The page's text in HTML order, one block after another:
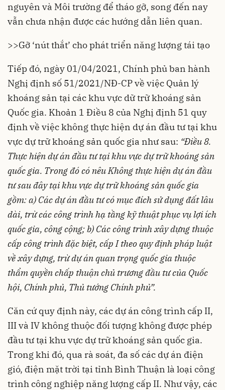
nguyên và Môi trường để tháo gỡ, song đến nay
vẫn chưa nhận được các hướng dẫn liên quan.
>>Gỡ ‘nút thắt’ cho phát triển năng lượng tái tạo
Tiếp đó, ngày 01/04/2021, Chính phủ ban hành
Nghị định số 51/2021/NĐ-CP về việc Quản lý
khoáng sản tại các khu vực dữ trữ khoáng sản
Quốc gia. Khoản 1 Điều 8 của Nghị định 51 quy
định về việc không thực hiện dự án đầu tư tại khu
vực dự trữ khoáng sản quốc gia như sau: “Điều 8.
Thực hiện dự án đầu tư tại khu vực dự trữ khoáng sản
quốc gia. Trong đó có nêuKhông thực hiện dự án đầu
tư sau đây tại khu vực dự trữ khoáng sản quốc gia
gồm:a) Các dự án đầu tư có mục đích sử dụng đất lâu
dài, trừ các công trình hạ tầng kỹ thuật phục vụ lợi ích
quốc gia, công cộng;b) Các công trình xây dựng thuộc
cấp công trình đặc biệt, cấp I theo quy định pháp luật
về xây dựng, trừ dự án quan trọng quốc gia thuộc
thẩm quyền chấp thuận chủ trương đầu tư của Quốc
hội, Chính phủ, Thủ tướng Chính phủ”.
Căn cứ quy định này, các dự án công trình cấp II,
III và IV không thuộc đối tượng không được phép
đầu tư tại khu vực dự trữ khoáng sản quốc gia.
Trong khi đó, qua rà soát, đa số các dự án điện
gió, điện mặt trời tại tỉnh Bình Thuận là loại công
trình công nghiệp năng lượng cấp II. Như vậy, các